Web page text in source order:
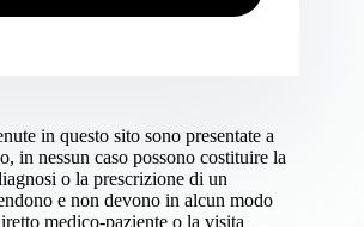
in questo sito sono presentate a
in nessun caso possono costituire la
o la prescrizione di un
e non devono in alcun modo
medico-paziente o la visita